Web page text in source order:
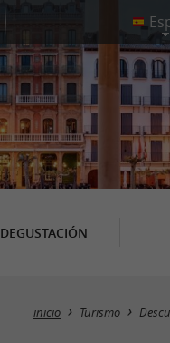
DEGUSTACIÓN
inicio Turismo